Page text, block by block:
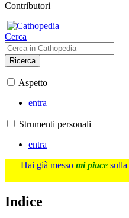
Contributori
Cerca
Ricerca
Aspetto
entra
Strumenti personali
entra
Hai già messo mi piace sulla
Indice